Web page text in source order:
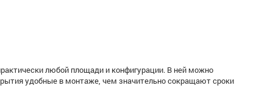
любой площади и конфигурации. В ней можно
удобные в монтаже, чем значительно сокращают сроки